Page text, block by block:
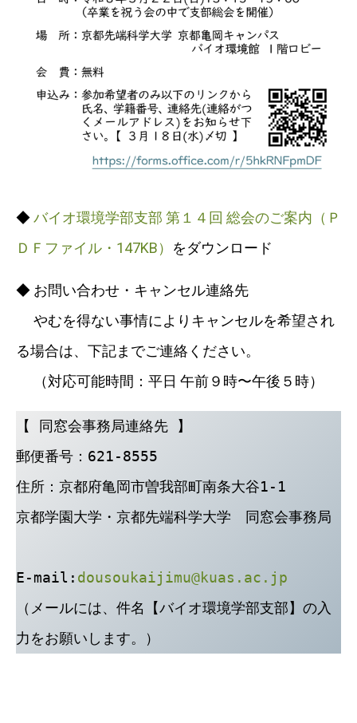
◆バイオ環境学部支部 第１４回 総会のご案内（Ｐ
ＤＦファイル・147KB） をダウンロード
◆ お問い合わせ・キャンセル連絡先
やむを得ない事情によりキャンセルを希望され
る場合は、下記までご連絡ください。
（対応可能時間：平日 午前９時〜午後５時）
【 同窓会事務局連絡先 】
郵便番号：621-8555
住所：京都府亀岡市曽我部町南条大谷1-1
京都学園大学・京都先端科学大学　同窓会事務局
E-mail: dousoukaijimu@kuas.ac.jp
（メールには、件名【バイオ環境学部支部】の入
力をお願いします。）